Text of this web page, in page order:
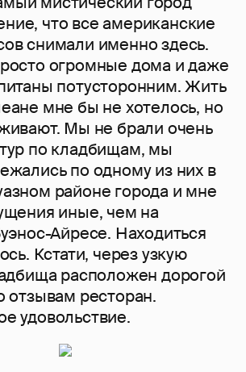
что все американские
снимали именно здесь.
огромные дома и даже
потусторонним. Жить
мне бы не хотелось, но
Мы не брали очень
по кладбищам, мы
по одному из них в
районе города и мне
иные, чем на
Айресе. Находиться
Кстати, через узкую
расположен дорогой
отзывам ресторан.
удовольствие.